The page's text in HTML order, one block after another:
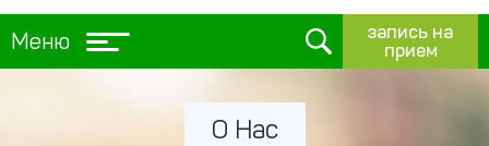
Меню
запись на
прием
О Нас